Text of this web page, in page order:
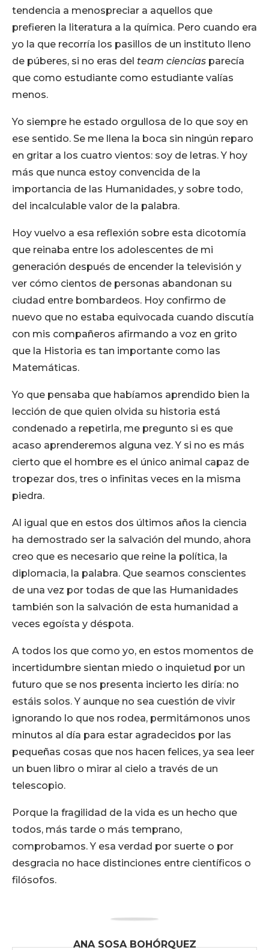
tendencia a menospreciar a aquellos que
prefieren la literatura a la química. Pero cuando era
yo la que recorría los pasillos de un instituto lleno
de púberes, si no eras del team ciencias parecía
que como estudiante como estudiante valías
menos.
Yo siempre he estado orgullosa de lo que soy en
ese sentido. Se me llena la boca sin ningún reparo
en gritar a los cuatro vientos: soy de letras. Y hoy
más que nunca estoy convencida de la
importancia de las Humanidades, y sobre todo,
del incalculable valor de la palabra.
Hoy vuelvo a esa reflexión sobre esta dicotomía
que reinaba entre los adolescentes de mi
generación después de encender la televisión y
ver cómo cientos de personas abandonan su
ciudad entre bombardeos. Hoy confirmo de
nuevo que no estaba equivocada cuando discutía
con mis compañeros afirmando a voz en grito
que la Historia es tan importante como las
Matemáticas.
Yo que pensaba que habíamos aprendido bien la
lección de que quien olvida su historia está
condenado a repetirla, me pregunto si es que
acaso aprenderemos alguna vez. Y si no es más
cierto que el hombre es el único animal capaz de
tropezar dos, tres o infinitas veces en la misma
piedra.
Al igual que en estos dos últimos años la ciencia
ha demostrado ser la salvación del mundo, ahora
creo que es necesario que reine la política, la
diplomacia, la palabra. Que seamos conscientes
de una vez por todas de que las Humanidades
también son la salvación de esta humanidad a
veces egoísta y déspota.
A todos los que como yo, en estos momentos de
incertidumbre sientan miedo o inquietud por un
futuro que se nos presenta incierto les diría: no
estáis solos. Y aunque no sea cuestión de vivir
ignorando lo que nos rodea, permitámonos unos
minutos al día para estar agradecidos por las
pequeñas cosas que nos hacen felices, ya sea leer
un buen libro o mirar al cielo a través de un
telescopio.
Porque la fragilidad de la vida es un hecho que
todos, más tarde o más temprano,
comprobamos. Y esa verdad por suerte o por
desgracia no hace distinciones entre científicos o
filósofos.
ANA SOSA BOHÓRQUEZ